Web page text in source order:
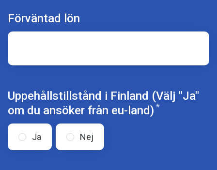
Förväntad lön
Uppehållstillstånd i Finland (Välj "Ja"
om du ansöker från eu-land) *
Ja Nej